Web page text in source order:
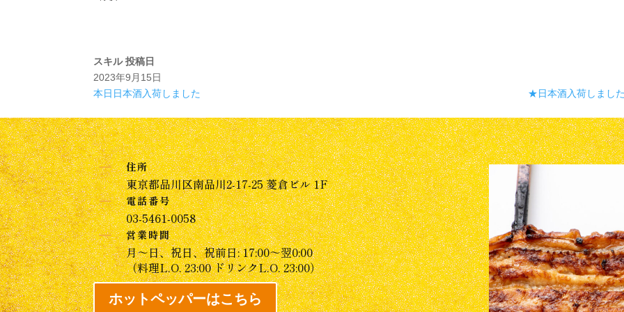
スキル 投稿日
2023年9月15日
本日日本酒入荷しました
★日本酒入荷しまし
K 住所
東京都品川区南品川2-17-25 菱倉ビル 1F
K 電話番号
03-5461-0058
K 営業時間
月～日、祝日、祝前日: 17:00～翌0:00
（料理L.O. 23:00 ドリンクL.O. 23:00）
ホットペッパーはこちら